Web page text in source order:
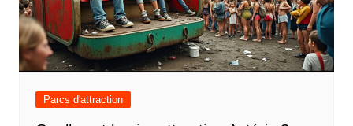
Parcs d'attraction